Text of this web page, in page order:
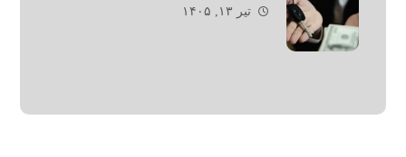
تیر ۱۳, ۱۴۰۵